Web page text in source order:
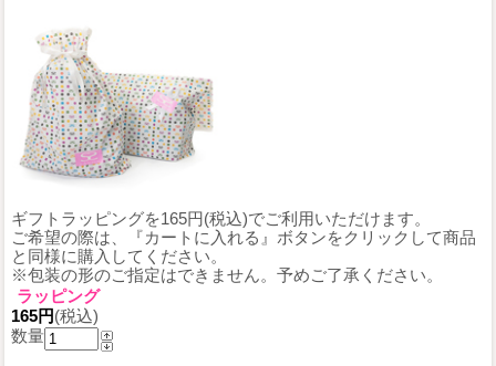
ギフトラッピングを165円(税込)でご利用いただけます。
ご希望の際は、『カートに入れる』ボタンをクリックして商品
と同様に購入してください。
※包装の形のご指定はできません。予めご了承ください。
ラッピング
165円(税込)
数量